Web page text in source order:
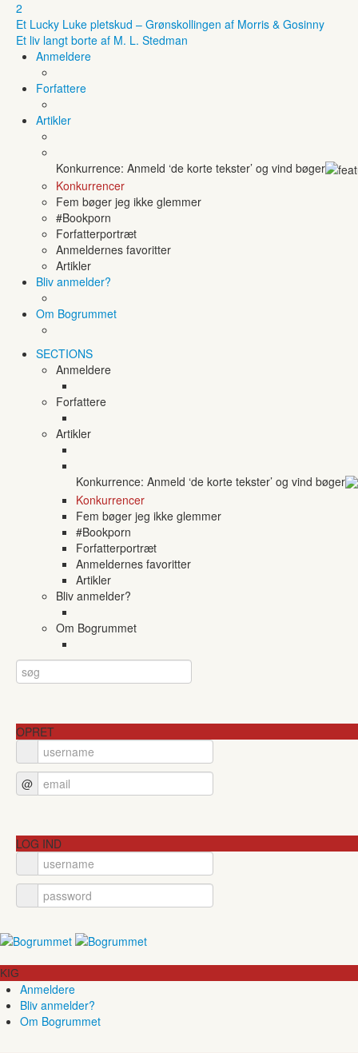
2
Et Lucky Luke pletskud – Grønskollingen af Morris & Gosinny
Et liv langt borte af M. L. Stedman
Anmeldere
Forfattere
Artikler
Konkurrence: Anmeld ‘de korte tekster’ og vind bøger
Konkurrencer
Fem bøger jeg ikke glemmer
#Bookporn
Forfatterportræt
Anmeldernes favoritter
Artikler
Bliv anmelder?
Om Bogrummet
SECTIONS
Anmeldere
Forfattere
Artikler
Konkurrence: Anmeld ‘de korte tekster’ og vind bøger
Konkurrencer
Fem bøger jeg ikke glemmer
#Bookporn
Forfatterportræt
Anmeldernes favoritter
Artikler
Bliv anmelder?
Om Bogrummet
OPRET
@
LOG IND
KIG
Anmeldere
Bliv anmelder?
Om Bogrummet